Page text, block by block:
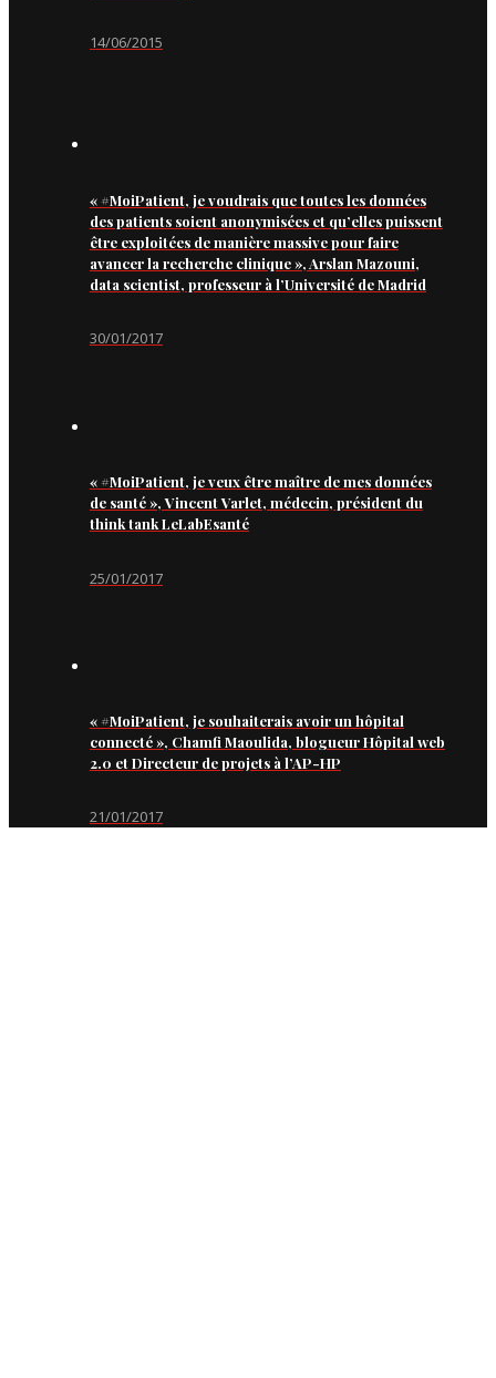
14/06/2015
« #MoiPatient, je voudrais que toutes les données
des patients soient anonymisées et qu’elles puissent
être exploitées de manière massive pour faire
avancer la recherche clinique », Arslan Mazouni,
data scientist, professeur à l’Université de Madrid
30/01/2017
« #MoiPatient, je veux être maître de mes données
de santé », Vincent Varlet, médecin, président du
think tank LeLabEsanté
25/01/2017
« #MoiPatient, je souhaiterais avoir un hôpital
connecté », Chamfi Maoulida, blogueur Hôpital web
2.0 et Directeur de projets à l’AP-HP
21/01/2017